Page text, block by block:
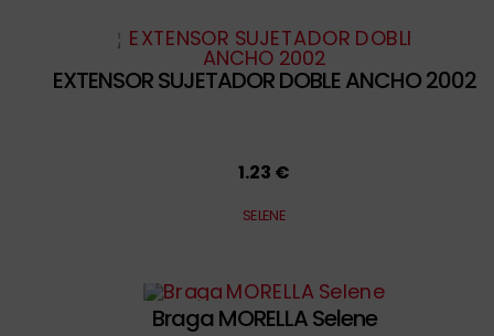
EXTENSOR SUJETADOR DOBLE ANCHO 2002
1.23 €
SELENE
Braga MORELLA Selene